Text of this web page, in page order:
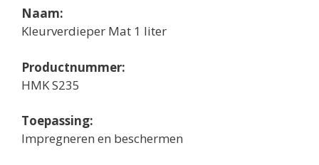
Naam:
Kleurverdieper Mat 1 liter
Productnummer:
HMK S235
Toepassing:
Impregneren en beschermen